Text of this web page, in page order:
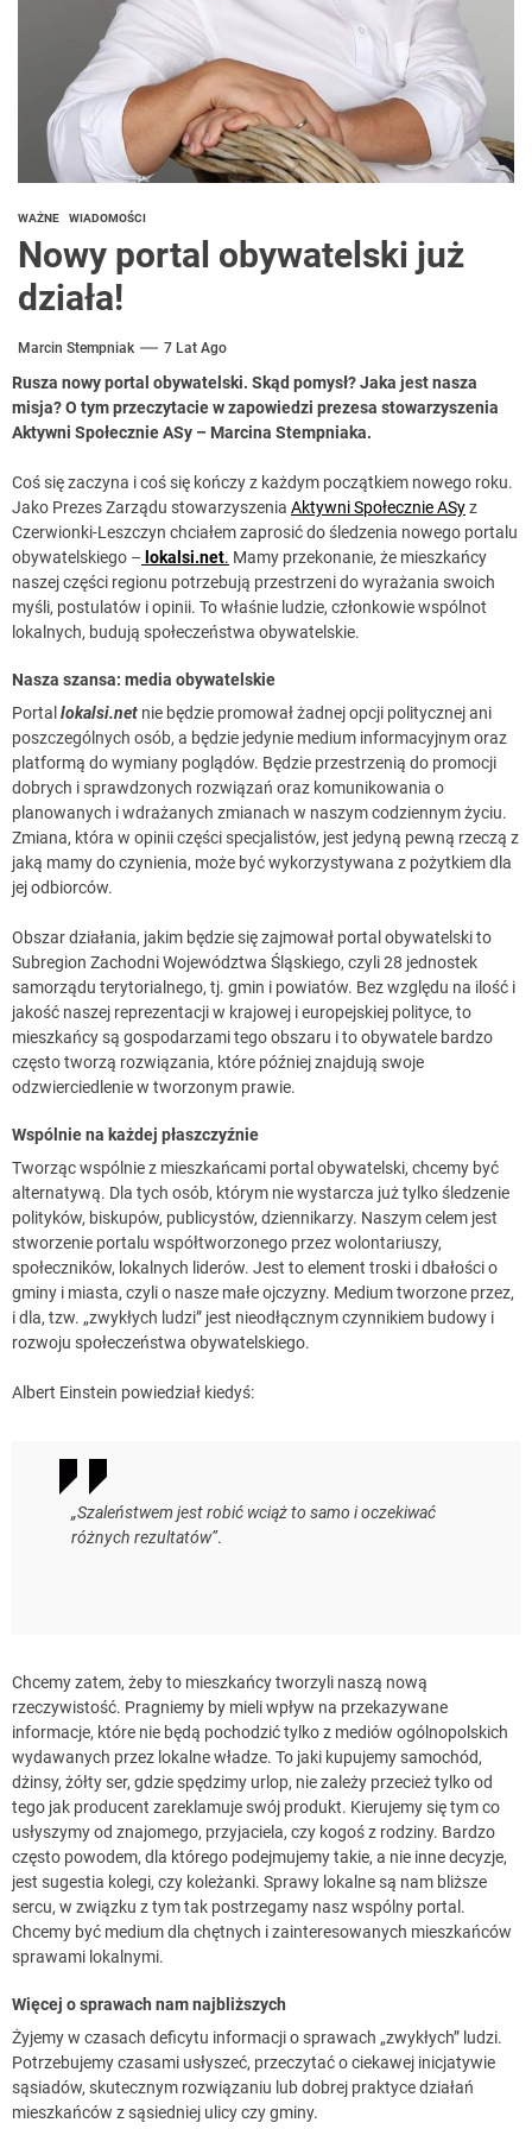
WAŻNE WIADOMOŚCI
Nowy portal obywatelski już
działa!
Marcin Stempniak 7 Lat Ago
Rusza nowy portal obywatelski. Skąd pomysł? Jaka jest nasza
misja? O tym przeczytacie w zapowiedzi prezesa stowarzyszenia
Aktywni Społecznie ASy – Marcina Stempniaka.
Coś się zaczyna i coś się kończy z każdym początkiem nowego roku.
Jako Prezes Zarządu stowarzyszenia Aktywni Społecznie ASyz
Czerwionki-Leszczyn chciałem zaprosić do śledzenia nowego portalu
obywatelskiego – lokalsi.net. Mamy przekonanie, że mieszkańcy
naszej części regionu potrzebują przestrzeni do wyrażania swoich
myśli, postulatów i opinii. To właśnie ludzie, członkowie wspólnot
lokalnych, budują społeczeństwa obywatelskie.
Nasza szansa: media obywatelskie
Portal lokalsi.net nie będzie promował żadnej opcji politycznej ani
poszczególnych osób, a będzie jedynie medium informacyjnym oraz
platformą do wymiany poglądów. Będzie przestrzenią do promocji
dobrych i sprawdzonych rozwiązań oraz komunikowania o
planowanych i wdrażanych zmianach w naszym codziennym życiu.
Zmiana, która w opinii części specjalistów, jest jedyną pewną rzeczą z
jaką mamy do czynienia, może być wykorzystywana z pożytkiem dla
jej odbiorców.
Obszar działania, jakim będzie się zajmował portal obywatelski to
Subregion Zachodni Województwa Śląskiego, czyli 28 jednostek
samorządu terytorialnego, tj. gmin i powiatów. Bez względu na ilość i
jakość naszej reprezentacji w krajowej i europejskiej polityce, to
mieszkańcy są gospodarzami tego obszaru i to obywatele bardzo
często tworzą rozwiązania, które później znajdują swoje
odzwierciedlenie w tworzonym prawie.
Wspólnie na każdej płaszczyźnie
Tworząc wspólnie z mieszkańcami portal obywatelski, chcemy być
alternatywą. Dla tych osób, którym nie wystarcza już tylko śledzenie
polityków, biskupów, publicystów, dziennikarzy. Naszym celem jest
stworzenie portalu współtworzonego przez wolontariuszy,
społeczników, lokalnych liderów. Jest to element troski i dbałości o
gminy i miasta, czyli o nasze małe ojczyzny. Medium tworzone przez,
i dla, tzw. „zwykłych ludzi” jest nieodłącznym czynnikiem budowy i
rozwoju społeczeństwa obywatelskiego.
Albert Einstein powiedział kiedyś:
„Szaleństwem jest robić wciąż to samo i oczekiwać
różnych rezultatów”.
Chcemy zatem, żeby to mieszkańcy tworzyli naszą nową
rzeczywistość. Pragniemy by mieli wpływ na przekazywane
informacje, które nie będą pochodzić tylko z mediów ogólnopolskich
wydawanych przez lokalne władze. To jaki kupujemy samochód,
dżinsy, żółty ser, gdzie spędzimy urlop, nie zależy przecież tylko od
tego jak producent zareklamuje swój produkt. Kierujemy się tym co
usłyszymy od znajomego, przyjaciela, czy kogoś z rodziny. Bardzo
często powodem, dla którego podejmujemy takie, a nie inne decyzje,
jest sugestia kolegi, czy koleżanki. Sprawy lokalne są nam bliższe
sercu, w związku z tym tak postrzegamy nasz wspólny portal.
Chcemy być medium dla chętnych i zainteresowanych mieszkańców
sprawami lokalnymi.
Więcej o sprawach nam najbliższych
Żyjemy w czasach deficytu informacji o sprawach „zwykłych” ludzi.
Potrzebujemy czasami usłyszeć, przeczytać o ciekawej inicjatywie
sąsiadów, skutecznym rozwiązaniu lub dobrej praktyce działań
mieszkańców z sąsiedniej ulicy czy gminy.